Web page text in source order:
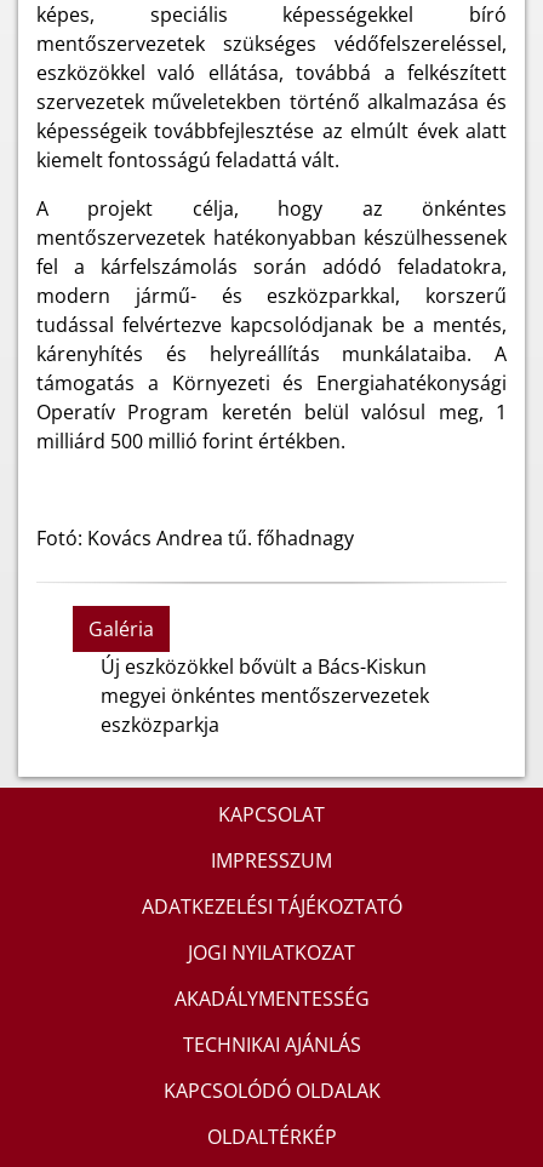
képes, speciális képességekkel bíró
mentőszervezetek szükséges védőfelszereléssel,
eszközökkel való ellátása, továbbá a felkészített
szervezetek műveletekben történő alkalmazása és
képességeik továbbfejlesztése az elmúlt évek alatt
kiemelt fontosságú feladattá vált.
A projekt célja, hogy az önkéntes
mentőszervezetek hatékonyabban készülhessenek
fel a kárfelszámolás során adódó feladatokra,
modern jármű- és eszközparkkal, korszerű
tudással felvértezve kapcsolódjanak be a mentés,
kárenyhítés és helyreállítás munkálataiba. A
támogatás a Környezeti és Energiahatékonysági
Operatív Program keretén belül valósul meg, 1
milliárd 500 millió forint értékben.
Fotó: Kovács Andrea tű. főhadnagy
Galéria
Új eszközökkel bővült a Bács-Kiskun
megyei önkéntes mentőszervezetek
eszközparkja
KAPCSOLAT
IMPRESSZUM
ADATKEZELÉSI TÁJÉKOZTATÓ
JOGI NYILATKOZAT
AKADÁLYMENTESSÉG
TECHNIKAI AJÁNLÁS
KAPCSOLÓDÓ OLDALAK
OLDALTÉRKÉP